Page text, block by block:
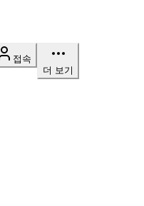
접속
더 보기